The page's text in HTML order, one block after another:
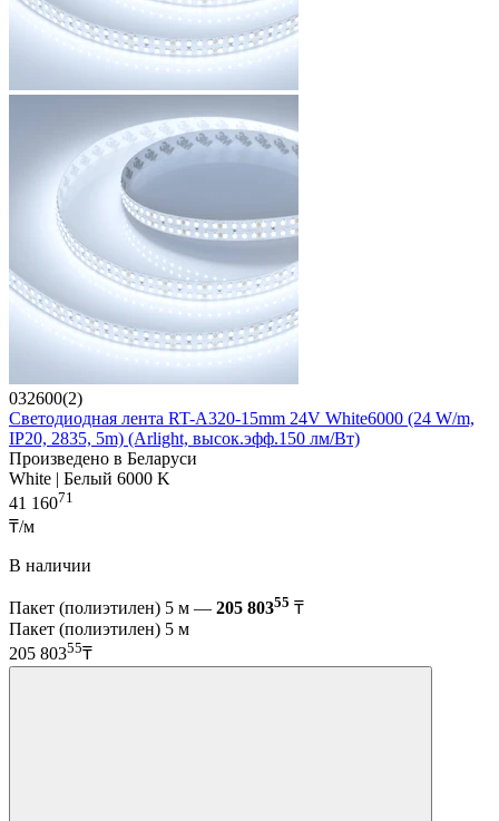
032600(2)
Светодиодная лента RT-A320-15mm 24V White6000 (24 W/m,
IP20, 2835, 5m) (Arlight, высок.эфф.150 лм/Вт)
Произведено в Беларуси
White | Белый 6000 K
41 16071
₸/м
В наличии
Пакет (полиэтилен) 5 м — 205 80355 ₸
Пакет (полиэтилен) 5 м
205 80355₸